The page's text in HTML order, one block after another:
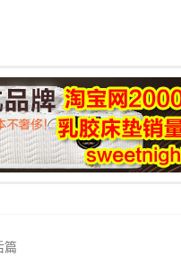
篇